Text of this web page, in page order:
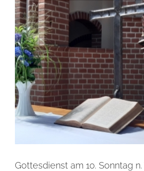
Gottesdienst am 10. Sonntag n.